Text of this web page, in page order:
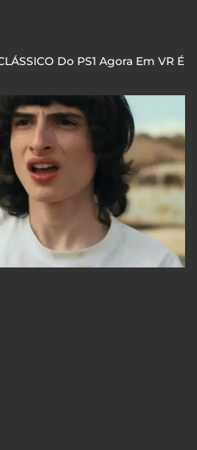
Do PS1 Agora Em VR É